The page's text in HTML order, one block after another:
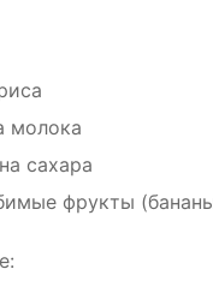
молока
сахара
фрукты